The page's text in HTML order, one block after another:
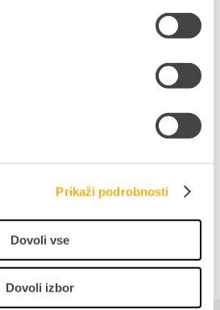
Prikaži podrobnosti
Dovoli vse
Dovoli izbor
NA NAPOVEDNIK